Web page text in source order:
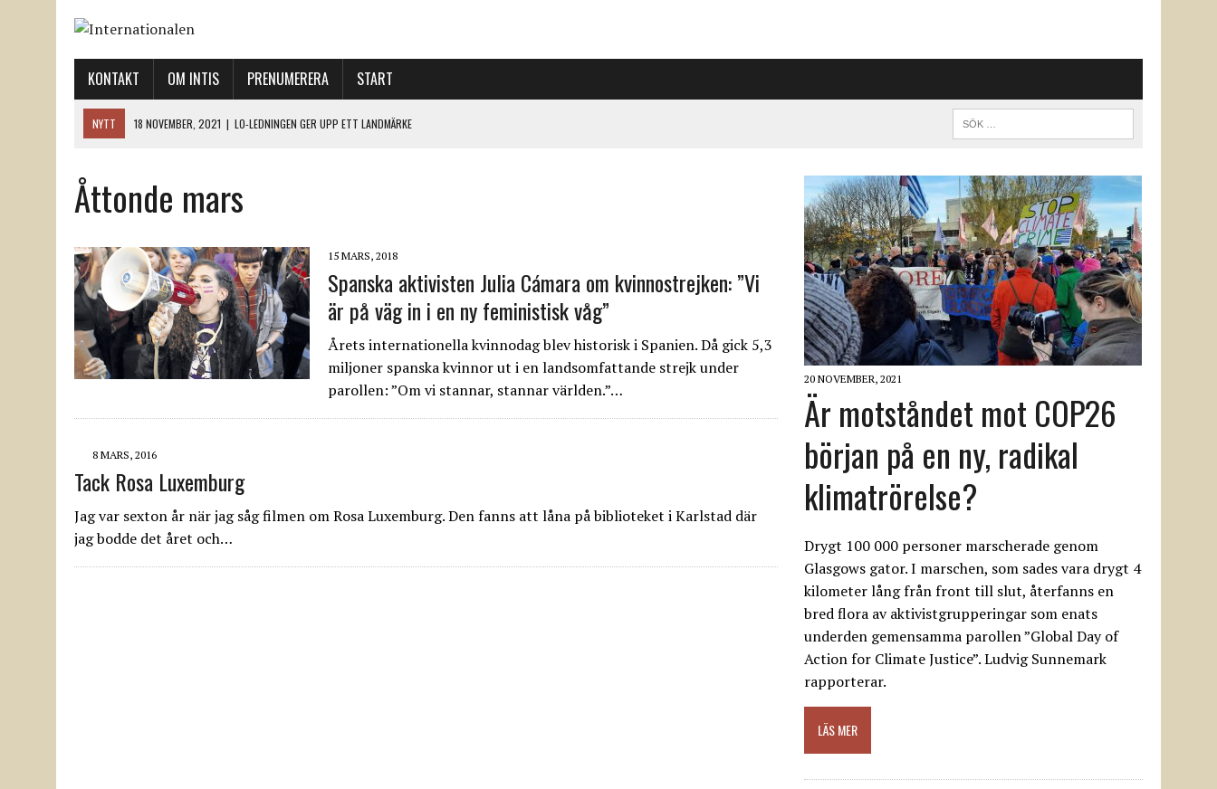
KONTAKT OM INTIS PRENUMERERA START
NYTT 18 NOVEMBER, 2021 | LO-LEDNINGEN GER UPP ETT LANDMÄRKE
12 NOVEMBER, 2021
12 NOVEMBER, 2021
| ”SVENSKA FACKFÖRBUND BEHÖVER SKÄRPA SITT KLIMATARBETE REJÄLT”
Åttonde mars
15 MARS, 2018
Spanska aktivisten Julia Cámara om kvinnostrejken: ”Vi
är på väg in i en ny feministisk våg”
Årets internationella kvinnodag blev historisk i Spanien. Då gick 5,3
miljoner spanska kvinnor ut i en landsomfattande strejk under
parollen: ”Om vi stannar, stannar världen.”…
8 MARS, 2016
Tack Rosa Luxemburg
Jag var sexton år när jag såg filmen om Rosa Luxemburg. Den fanns att låna på biblioteket i Karlstad där
jag bodde det året och…
20 NOVEMBER, 2021
Är motståndet mot COP26
början på en ny, radikal
klimatrörelse?
Drygt 100 000 personer marscherade genom
Glasgows gator. I marschen, som sades vara drygt 4
kilometer lång från front till slut, återfanns en
bred flora av aktivistgrupperingar som enats
underden gemensamma parollen ”Global Day of
Action for Climate Justice”. Ludvig Sunnemark
rapporterar.
LÄS MER